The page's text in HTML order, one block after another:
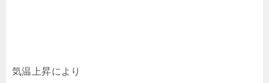
気温上昇により